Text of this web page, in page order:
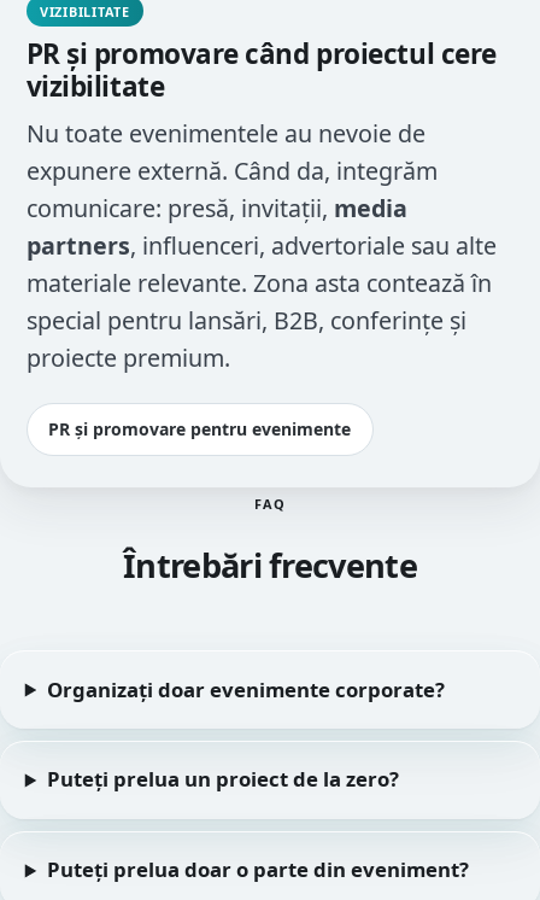
VIZIBILITATE
PR și promovare când proiectul cere
vizibilitate
Nu toate evenimentele au nevoie de
expunere externă. Când da, integrăm
comunicare: presă, invitații, media
partners, influenceri, advertoriale sau alte
materiale relevante. Zona asta contează în
special pentru lansări, B2B, conferințe și
proiecte premium.
PR și promovare pentru evenimente
FAQ
Întrebări frecvente
Organizați doar evenimente corporate?
Puteți prelua un proiect de la zero?
Puteți prelua doar o parte din eveniment?